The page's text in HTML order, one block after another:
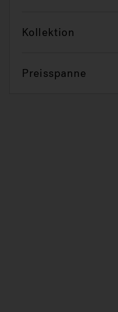
Kollektion
Preisspanne